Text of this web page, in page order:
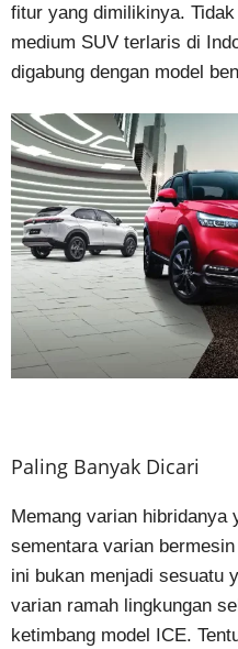
fitur yang dimilikinya.
medium SUV terlaris di
digabung dengan model
Paling Banyak Dicari
Memang varian hibridanya
sementara varian
ini bukan menjadi sesuatu
varian ramah lingkungan
ketimbang model ICE.